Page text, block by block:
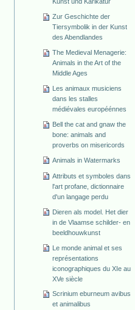
Zur Geschichte der
Tiersymbolik in der Kunst
des Abendlandes
The Medieval Menagerie:
Animals in the Art of the
Middle Ages
Les animaux musiciens
dans les stalles
médiévales européénnes
Bell the cat and gnaw the
bone: animals and
proverbs on misericords
Animals in Watermarks
Attributs et symboles dans
l'art profane, dictionnaire
d'un langage perdu
Dieren als model. Het dier
in de Vlaamse schilder- en
beeldhouwkunst
Le monde animal et ses
représentations
iconographiques du XIe au
XVe siècle
Scrinium eburneum avibus
et animalibus